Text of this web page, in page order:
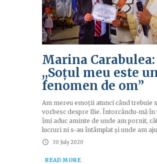
Marina Carabulea:
,,Soțul meu este
fenomen de om”
Am mereu emoții atunci când trebuie
vorbesc despre Ilie. Întorcându-mă în
îmi aduc aminte de unde am pornit,
lucruri ni s-au întâmplat și unde am
30 July 2020
READ MORE